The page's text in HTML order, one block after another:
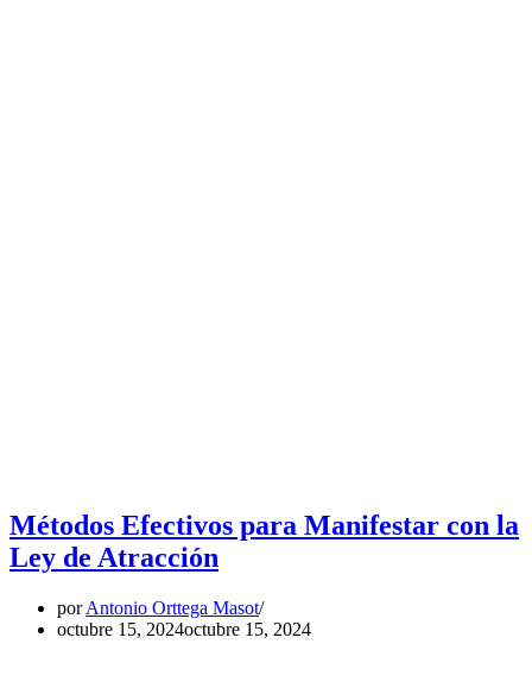
Métodos Efectivos para Manifestar con la
Ley de Atracción
porAntonio Orttega Masot
octubre 15, 2024octubre 15, 2024